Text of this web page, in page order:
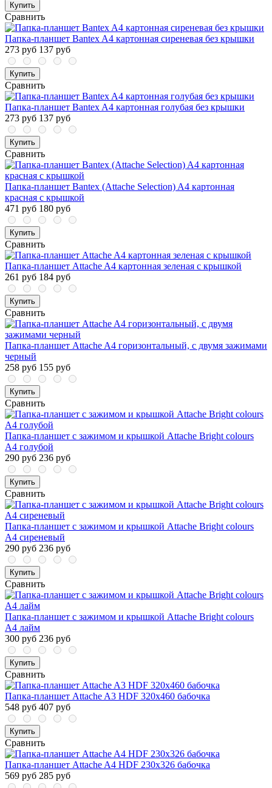
Купить
Сравнить
Папка-планшет Bantex A4 картонная сиреневая без крышки
273 руб 137 руб
Купить
Сравнить
Папка-планшет Bantex A4 картонная голубая без крышки
273 руб 137 руб
Купить
Сравнить
Папка-планшет Bantex (Attache Selection) A4 картонная
красная с крышкой
471 руб 180 руб
Купить
Сравнить
Папка-планшет Attache A4 картонная зеленая с крышкой
261 руб 184 руб
Купить
Сравнить
Папка-планшет Attache A4 горизонтальный, с двумя зажимами
черный
258 руб 155 руб
Купить
Сравнить
Папка-планшет с зажимом и крышкой Attache Bright colours
A4 голубой
290 руб 236 руб
Купить
Сравнить
Папка-планшет с зажимом и крышкой Attache Bright colours
A4 сиреневый
290 руб 236 руб
Купить
Сравнить
Папка-планшет с зажимом и крышкой Attache Bright colours
A4 лайм
300 руб 236 руб
Купить
Сравнить
Папка-планшет Attache A3 HDF 320х460 бабочка
548 руб 407 руб
Купить
Сравнить
Папка-планшет Attache A4 HDF 230х326 бабочка
569 руб 285 руб